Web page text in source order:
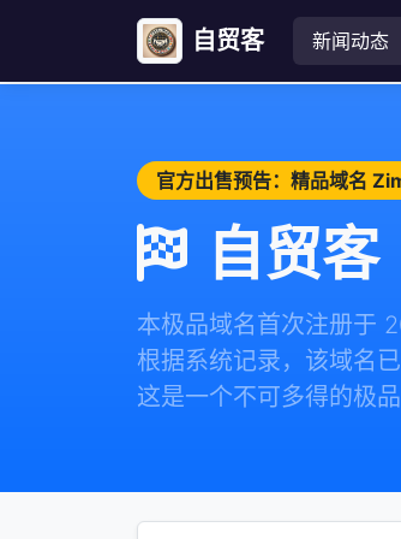
自贸客 新闻动态
官方出售预告：精品域名
自贸客
本极品域名首次注册于
根据系统记录，该域名
这是一个不可多得的极